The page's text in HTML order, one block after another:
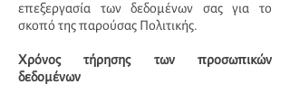
επεξεργασία των δεδομένων σας για το
σκοπό της παρούσας Πολιτικής.
Χρόνος τήρησης των προσωπικών
δεδομένων